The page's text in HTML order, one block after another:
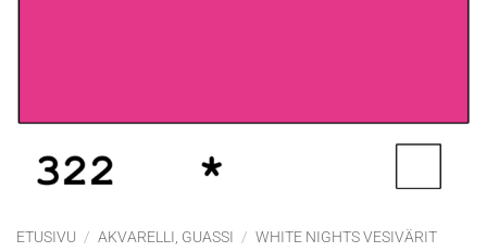
ETUSIVU / AKVARELLI, GUASSI / WHITE NIGHTS VESIVÄRIT